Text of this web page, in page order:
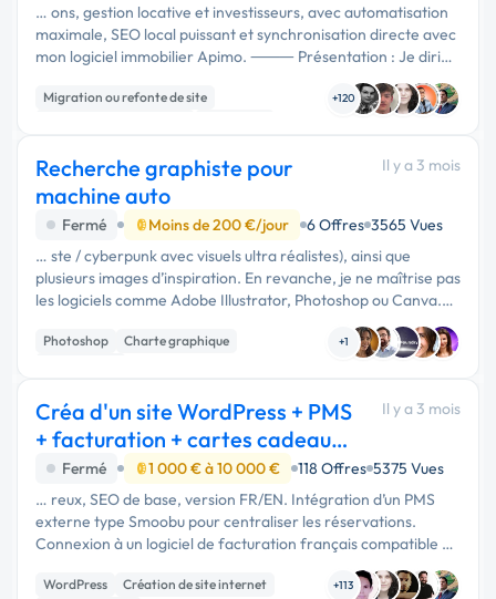
… ons, gestion locative et investisseurs, avec automatisation
maximale, SEO local puissant et synchronisation directe avec
mon logiciel immobilier Apimo. ⸻ Présentation : Je dirige
une agence immobilière spécialisée en : Vente / Location / …
Migration ou refonte de site
+120
Recherche graphiste pour
machine auto
Il y a 3 mois
Fermé Moins de 200 €/jour 6 Offres 3565 Vues
… ste / cyberpunk avec visuels ultra réalistes), ainsi que
plusieurs images d’inspiration. En revanche, je ne maîtrise pas
les logiciels comme Adobe Illustrator, Photoshop ou Canva.
Le but est de créer un fichier professionnel prêt à
l’impression …
Photoshop
Charte graphique
+1
Créa d'un site WordPress + PMS
+ facturation + cartes cadeaux
(gîte)
Il y a 3 mois
Fermé 1 000 € à 10 000 € 118 Offres 5375 Vues
… reux, SEO de base, version FR/EN. Intégration d’un PMS
externe type Smoobu pour centraliser les réservations.
Connexion à un logiciel de facturation français compatible e-
facturation. Ajout d’un module e-commerce simple pour
vendre des cartes …
WordPress
Création de site internet
+113